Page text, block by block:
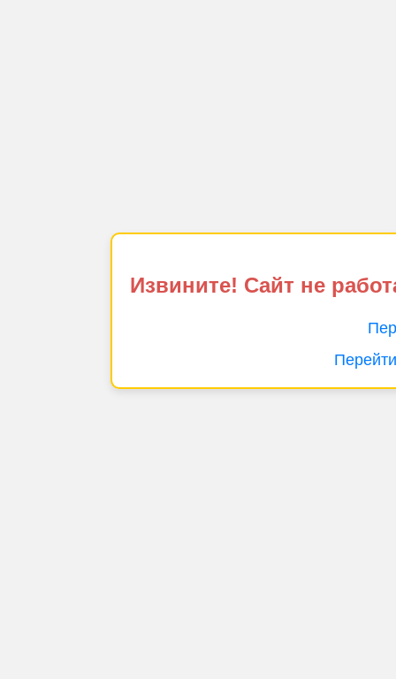
Извините! Сайт не